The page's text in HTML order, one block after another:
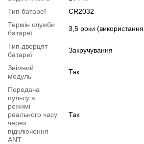
Тип батареї
CR2032
Термін служби
батареї
3,5 роки
Тип дверцят
батареї
Закручування
Знімний
модуль
Так
Передача
пульсу в
режимі
реального часу
через
підключення
ANT
Так